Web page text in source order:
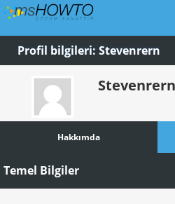
Profil bilgileri: Stevenrern
Stevenrern
Hakkımda
Temel Bilgiler